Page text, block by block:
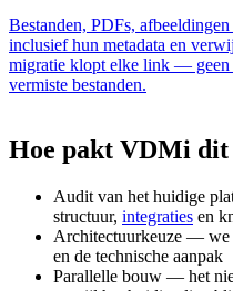
Bestanden, PDFs,
inclusief hun metadata en
migratie klopt elke link — geen
vermiste bestanden.
Hoe pakt VDMi dit
Audit van het huidige
structuur, integraties en
Architectuurkeuze — we
en de technische aanpak
Parallelle bouw — het